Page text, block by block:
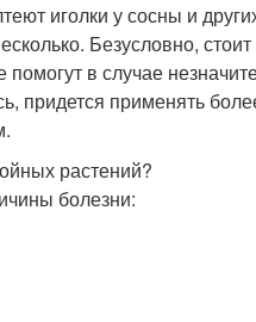
иголки у сосны и
Безусловно,
в случае
придется применять
растений?
болезни: